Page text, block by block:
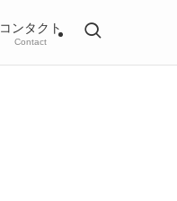
コンタクト
Contact